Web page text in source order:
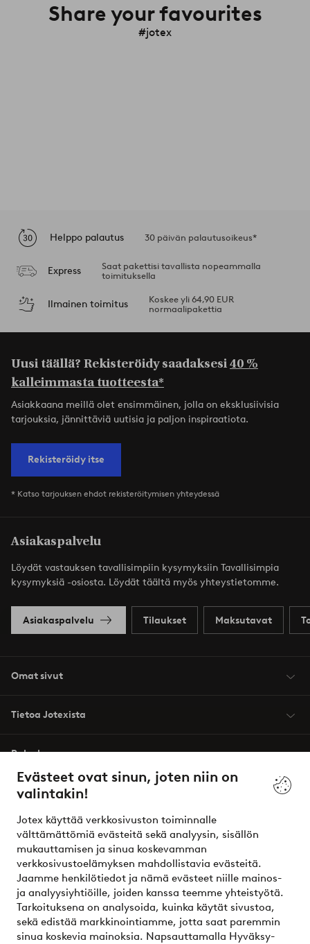
Evästeet ovat sinun, joten niin on
valintakin!
Jotex käyttää verkkosivuston toiminnalle
välttämättömiä evästeitä sekä analyysin, sisällön
mukauttamisen ja sinua koskevamman
verkkosivustoelämyksen mahdollistavia evästeitä.
Jaamme henkilötiedot ja nämä evästeet niille mainos-
ja analyysiyhtiöille, joiden kanssa teemme yhteistyötä.
Tarkoituksena on analysoida, kuinka käytät sivustoa,
sekä edistää markkinointiamme, jotta saat paremmin
sinua koskevia mainoksia. Napsauttamalla Hyväksy-
Share your favourites
#jotex
Helppo palautus 30 päivän palautusoikeus*
Express
Saat pakettisi tavallista nopeammalla
toimituksella
Ilmainen toimitus
Koskee yli 64,90 EUR
normaalipakettia
Uusi täällä? Rekisteröidy saadaksesi40 %
kalleimmasta tuotteesta*
Asiakkaana meillä olet ensimmäinen, jolla on eksklusiivisia
tarjouksia, jännittäviä uutisia ja paljon inspiraatiota.
Rekisteröidy itse
* Katso tarjouksen ehdot rekisteröitymisen yhteydessä
Asiakaspalvelu
Löydät vastauksen tavallisimpiin kysymyksiin Tavallisimpia
kysymyksiä -osiosta. Löydät täältä myös yhteystietomme.
Asiakaspalvelu Tilaukset Maksutavat
Omat sivut
Tietoa Jotexista
Palvelumme
Ehdot
Ystävät
Turvalliset maksut – maksa nyt tai erissä
Haluatko tietää lisää maksuvaihtoehdoistamme?
elpy